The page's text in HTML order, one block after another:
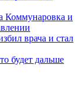
Коммунаровка и
врача и стал
будет дальше